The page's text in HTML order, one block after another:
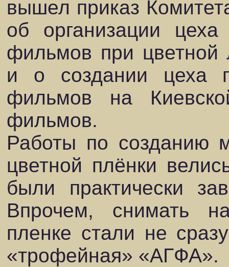
вышел приказ
об организации
фильмов при
и о создании цеха
фильмов на
фильмов.
Работы по созданию
цветной плёнки
были практически
Впрочем, снимать
пленке стали не
«трофейная» «АГФА».